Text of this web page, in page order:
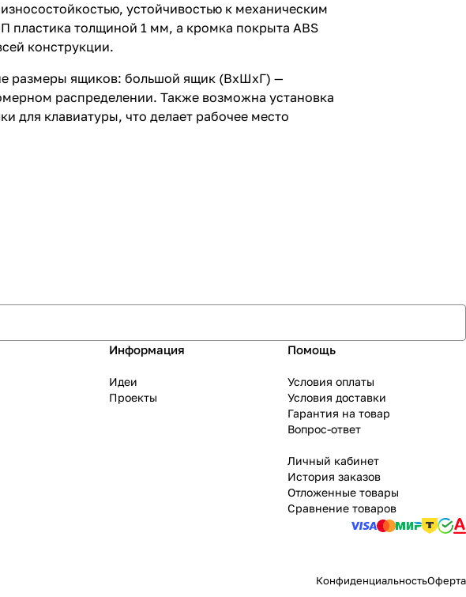
устойчивостью к механическим
пластика толщиной 1 мм, а кромка покрыта ABS
конструкции.
размеры ящиков: большой ящик (ВхШхГ) —
распределении. Также возможна установка
для клавиатуры, что делает рабочее место
Информация
Идеи
Проекты
Помощь
Условия оплаты
Условия доставки
Гарантия на товар
Вопрос-ответ
Личный кабинет
История заказов
Отложенные товары
Сравнение товаров
КонфиденциальностьОферта